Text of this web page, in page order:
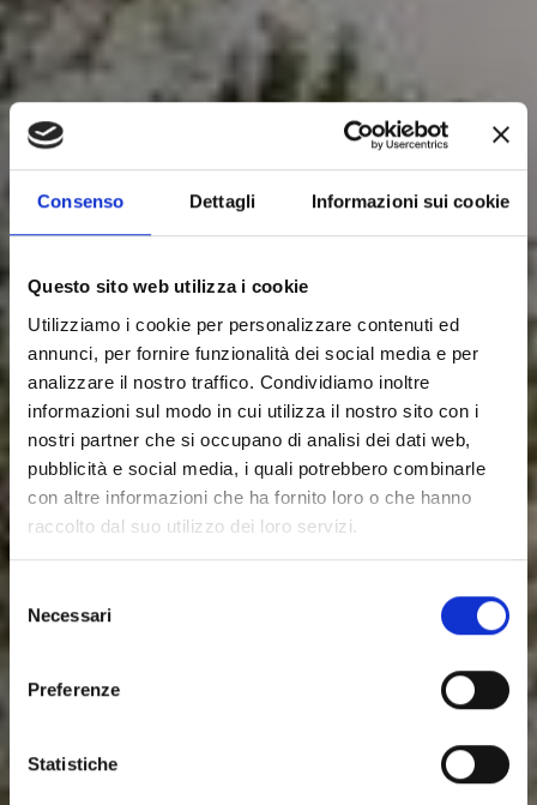
Consenso Dettagli Informazioni sui cookie
Questo sito web utilizza i cookie
Utilizziamo i cookie per personalizzare contenuti ed
annunci, per fornire funzionalità dei social media e per
analizzare il nostro traffico. Condividiamo inoltre
informazioni sul modo in cui utilizza il nostro sito con i
nostri partner che si occupano di analisi dei dati web,
pubblicità e social media, i quali potrebbero combinarle
con altre informazioni che ha fornito loro o che hanno
raccolto dal suo utilizzo dei loro servizi.
del
consenso
Necessari
Preferenze
Statistiche
Azienda Casaria: un
revamping di
successo